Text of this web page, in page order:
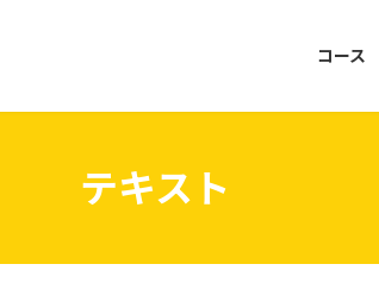
コース
テキスト